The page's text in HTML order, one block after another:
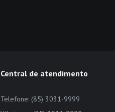
Central de atendimento
Telefone: (85) 3031-9999